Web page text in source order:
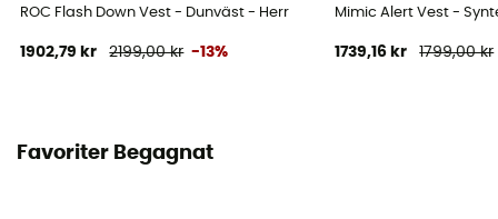
ROC Flash Down Vest - Dunväst - Herr
1902,79 kr 2199,00 kr -13%
Mimic Alert Vest -
1739,16 kr 1799,00 kr
Favoriter Begagnat